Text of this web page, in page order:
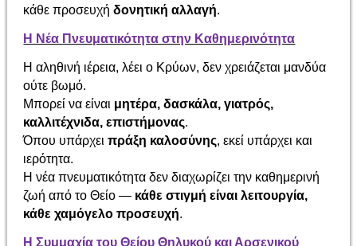
κάθε προσευχήδονητική αλλαγή.
Η Νέα Πνευματικότητα στην Καθημερινότητα
Η αληθινή ιέρεια, λέει ο Κρύων, δεν χρειάζεται μανδύα
ούτε βωμό.
Μπορεί να είναι μητέρα, δασκάλα, γιατρός,
καλλιτέχνιδα, επιστήμονας.
Όπου υπάρχειπράξη καλοσύνης, εκεί υπάρχει και
ιερότητα.
Η νέα πνευματικότητα δεν διαχωρίζει την καθημερινή
ζωή από το Θείο — κάθε στιγμή είναι λειτουργία,
κάθε χαμόγελο προσευχή.
Η Συμμαχία του Θείου Θηλυκού και Αρσενικού